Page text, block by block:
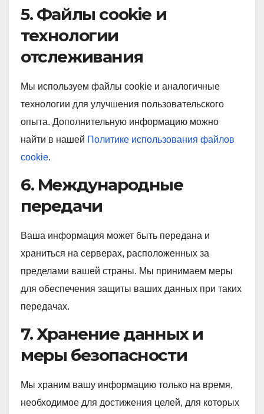
5. Файлы cookie и
технологии
отслеживания
Мы используем файлы cookie и аналогичные
технологии для улучшения пользовательского
опыта. Дополнительную информацию можно
найти в нашей Политике использования файлов
cookie.
6. Международные
передачи
Ваша информация может быть передана и
храниться на серверах, расположенных за
пределами вашей страны. Мы принимаем меры
для обеспечения защиты ваших данных при таких
передачах.
7. Хранение данных и
меры безопасности
Мы храним вашу информацию только на время,
необходимое для достижения целей, для которых